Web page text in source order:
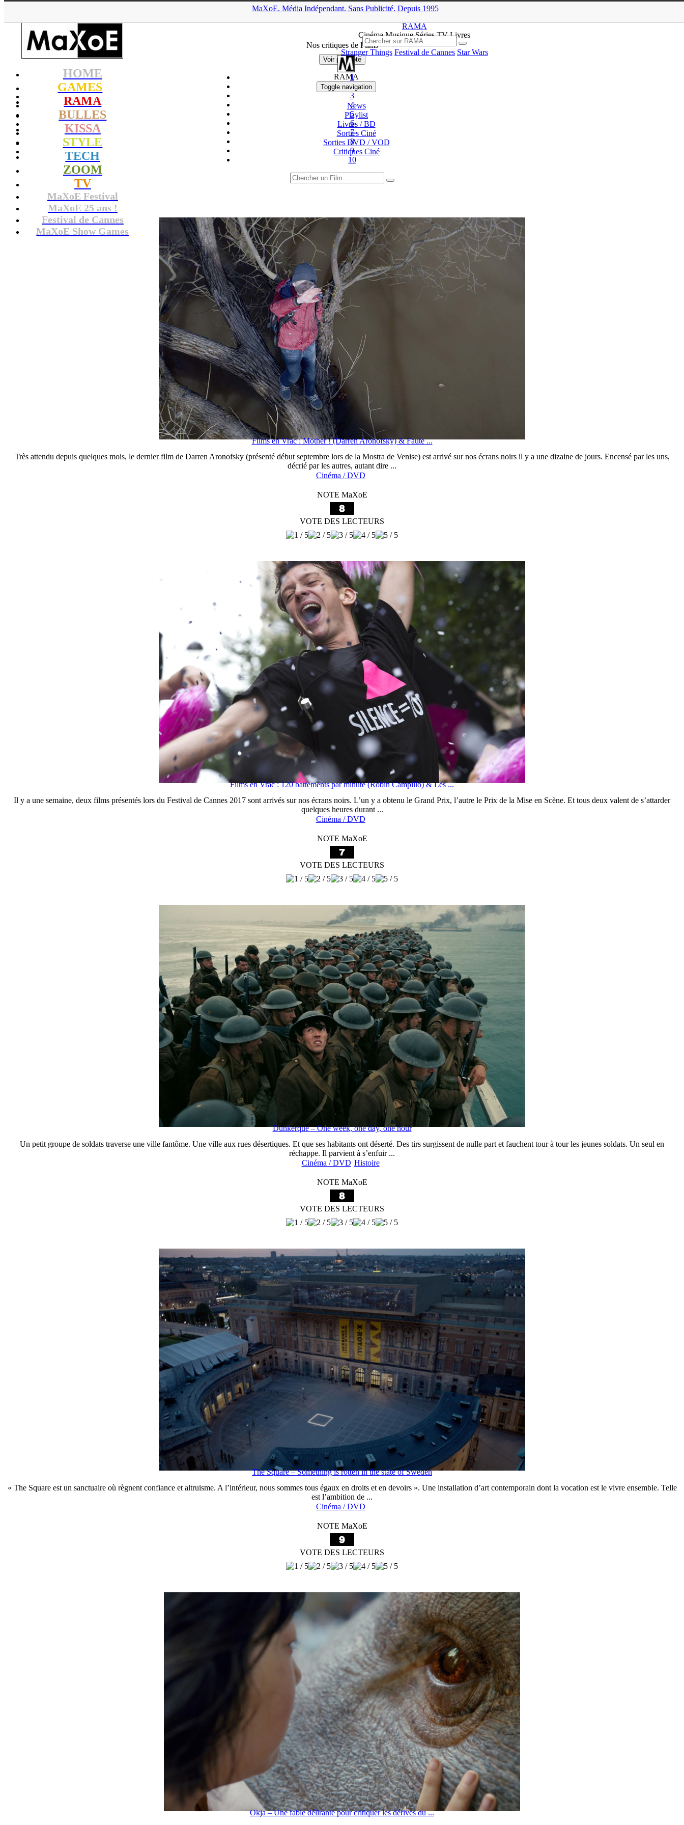
MaXoE. Média Indépendant. Sans Publicité. Depuis 1995
HOME
GAMES
RAMA
BULLES
KISSA
STYLE
TECH
ZOOM
TV
MaXoE Festival
MaXoE 25 ans !
Festival de Cannes
MaXoE Show Games
RAMA
CinémaMusique SériesTVLivres
Stranger Things Festival de Cannes Star Wars
RAMA
Toggle navigation
News
Playlist
Livres / BD
Sorties Ciné
Sorties DVD / VOD
CritiquesCiné
▲
Nos critiques de Films
Voir par Note
1
2
3
4
5
6
7
8
9
10
Films en Vrac : Mother ! (Darren Aronofsky) & Faute ...
Très attendu depuis quelques mois, le dernier film de Darren Aronofsky (présenté début septembre lors de la Mostra de Venise) est arrivé sur nos écrans noirs il y a une dizaine de jours. Encensé par les uns,
décrié par les autres, autant dire ...
Cinéma / DVD
NOTE MaXoE
VOTE DES LECTEURS
Films en Vrac : 120 battements par minute (Robin Campillo) & Les ...
Il y a une semaine, deux films présentés lors du Festival de Cannes 2017 sont arrivés sur nos écrans noirs. L’un y a obtenu le Grand Prix, l’autre le Prix de la Mise en Scène. Et tous deux valent de s’attarder
quelques heures durant ...
Cinéma / DVD
NOTE MaXoE
VOTE DES LECTEURS
Dunkerque – One week, one day, one hour
Un petit groupe de soldats traverse une ville fantôme. Une ville aux rues désertiques. Et que ses habitants ont déserté. Des tirs surgissent de nulle part et fauchent tour à tour les jeunes soldats. Un seul en
réchappe. Il parvient à s’enfuir ...
Cinéma / DVD Histoire
NOTE MaXoE
VOTE DES LECTEURS
The Square – Something is rotten in the state of Sweden
« The Square est un sanctuaire où règnent confiance et altruisme. A l’intérieur, nous sommes tous égaux en droits et en devoirs ». Une installation d’art contemporain dont la vocation est le vivre ensemble. Telle
est l’ambition de ...
Cinéma / DVD
NOTE MaXoE
VOTE DES LECTEURS
Okja – Une fable délirante pour critiquer les dérives du ...